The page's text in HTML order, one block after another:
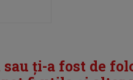
ți-a fost de